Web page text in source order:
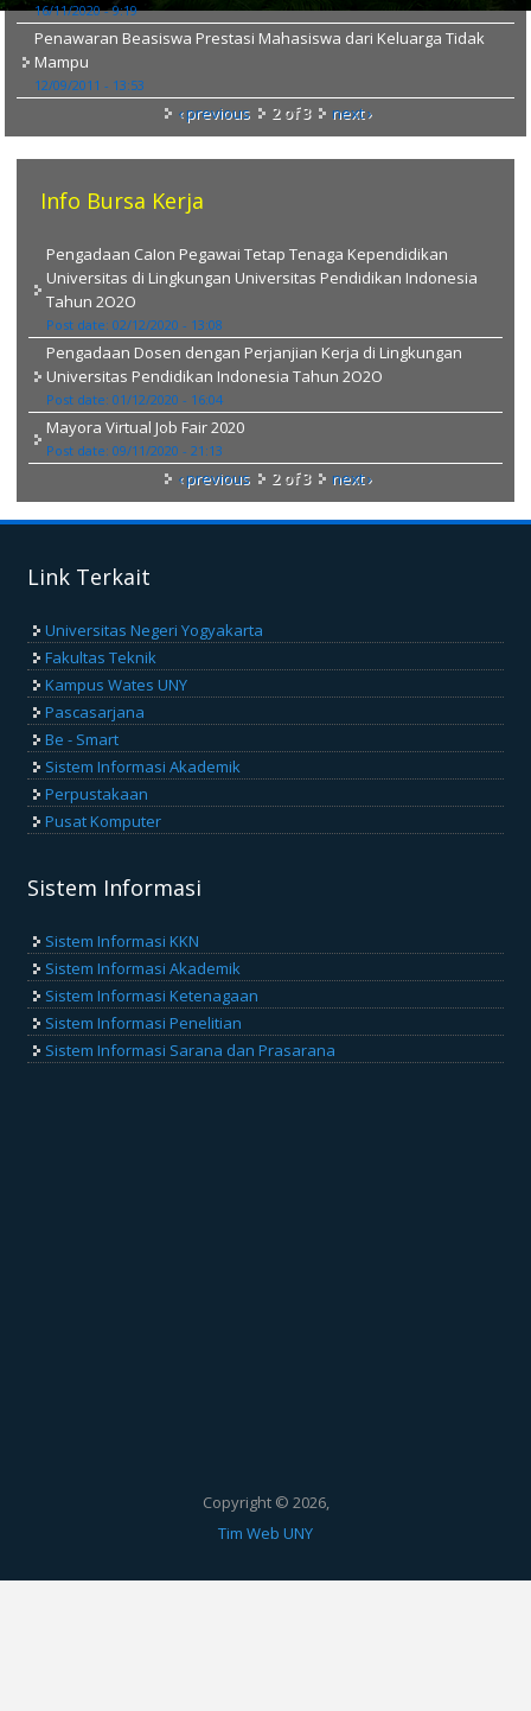
16/11/2020 - 9:19
Penawaran Beasiswa Prestasi Mahasiswa dari Keluarga Tidak
Mampu
12/09/2011 - 13:53
‹ previous 2 of 3 next ›
Info Bursa Kerja
Pengadaan CaIon Pegawai Tetap Tenaga Kependidikan
Universitas di Lingkungan Universitas Pendidikan Indonesia
Tahun 2O2O
Post date:02/12/2020 - 13:08
Pengadaan Dosen dengan Perjanjian Kerja di Lingkungan
Universitas Pendidikan Indonesia Tahun 2O2O
Post date:01/12/2020 - 16:04
Mayora Virtual Job Fair 2020
Post date:09/11/2020 - 21:13
‹ previous 2 of 3 next ›
Link Terkait
Universitas Negeri Yogyakarta
Fakultas Teknik
Kampus Wates UNY
Pascasarjana
Be - Smart
Sistem Informasi Akademik
Perpustakaan
Pusat Komputer
Sistem Informasi
Sistem Informasi KKN
Sistem Informasi Akademik
Sistem Informasi Ketenagaan
Sistem Informasi Penelitian
Sistem Informasi Sarana dan Prasarana
Copyright © 2026,
Tim Web UNY